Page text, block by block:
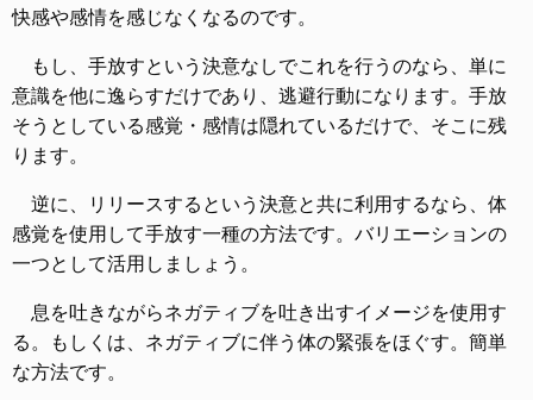
快感や感情を感じなくなるのです。
もし、手放すという決意なしでこれを行うのなら、単に
意識を他に逸らすだけであり、逃避行動になります。手放
そうとしている感覚・感情は隠れているだけで、そこに残
ります。
逆に、リリースするという決意と共に利用するなら、体
感覚を使用して手放す一種の方法です。バリエーションの
一つとして活用しましょう。
息を吐きながらネガティブを吐き出すイメージを使用す
る。もしくは、ネガティブに伴う体の緊張をほぐす。簡単
な方法です。